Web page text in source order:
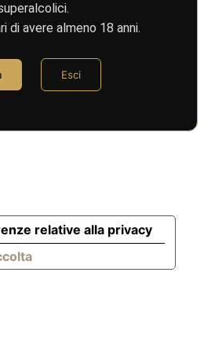
di avere almeno 18 anni.
Esci
relative alla privacy